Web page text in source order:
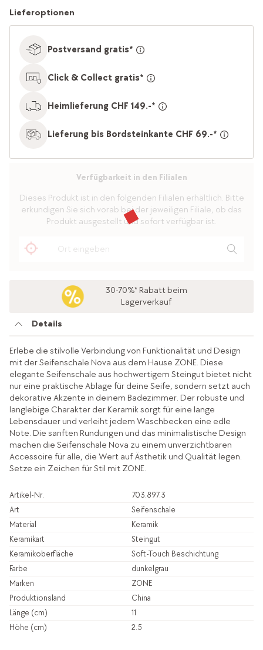
Lieferoptionen
Postversand gratis*
Click & Collect gratis*
Heimlieferung CHF 149.-*
Lieferung bis Bordsteinkante CHF 69.-*
Verfügbarkeit in den Filialen
Dieses Produkt ist in den folgenden Filialen erhältlich. Bitte
erkundigen Sie sich vorab bei der jeweiligen Filiale, ob das
Produkt ausgestellt und sofort verfügbar ist.
30-70%* Rabatt beim
Lagerverkauf
Details
Erlebe die stilvolle Verbindung von Funktionalität und Design
mit der Seifenschale Nova aus dem Hause ZONE. Diese
elegante Seifenschale aus hochwertigem Steingut bietet nicht
nur eine praktische Ablage für deine Seife, sondern setzt auch
dekorative Akzente in deinem Badezimmer. Der robuste und
langlebige Charakter der Keramik sorgt für eine lange
Lebensdauer und verleiht jedem Waschbecken eine edle
Note. Die sanften Rundungen und das minimalistische Design
machen die Seifenschale Nova zu einem unverzichtbaren
Accessoire für alle, die Wert auf Ästhetik und Qualität legen.
Setze ein Zeichen für Stil mit ZONE.
Artikel-Nr.
703.897.3
Art
Seifenschale
Material
Keramik
Keramikart
Steingut
Keramikoberfläche
Soft-Touch Beschichtung
Farbe
dunkelgrau
Marken
ZONE
Produktionsland
China
Länge (cm)
11
Höhe (cm)
2.5